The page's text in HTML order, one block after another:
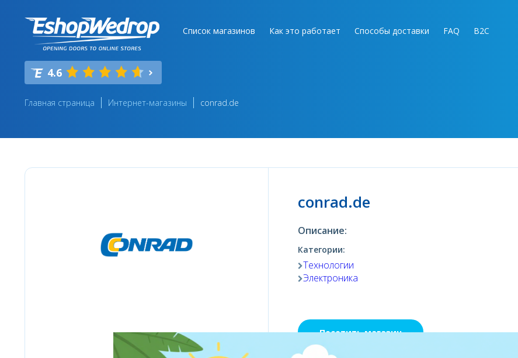
Список магазинов Как это работает Способы доставки FAQ B2C
4.6
Главная страница Интернет-магазины conrad.de
conrad.de
Описание:
Категории:
Технологии
Электроника
Посетить магазин